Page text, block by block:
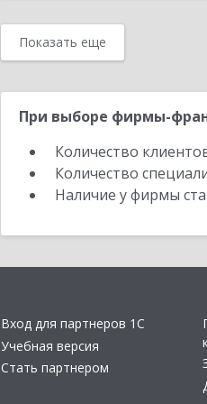
Показать еще
При выборе фирмы-
Количество
Количество
Наличие у фирмы
Вход для партнеров 1С
Учебная версия
Стать партнером